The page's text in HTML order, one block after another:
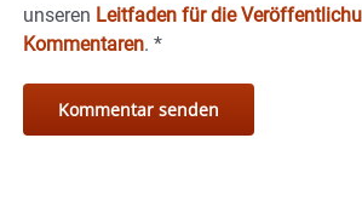
unseren Leitfaden für die
Kommentaren. *